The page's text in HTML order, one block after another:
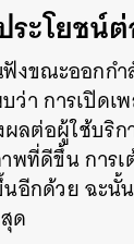
ะโยชน์
ขณะออกกำ
า การเปิดเ
ลต่อผู้ใช้บริ
ที่ดีขึ้น การเ
กด้วย ฉะนั้
ด